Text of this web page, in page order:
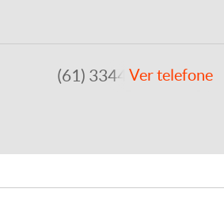
(61) 3344-4112Ver telefone